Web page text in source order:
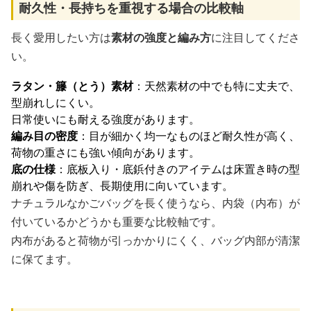
耐久性・長持ちを重視する場合の比較軸
長く愛用したい方は素材の強度と編み方に注目してくださ
い。
ラタン・籐（とう）素材：天然素材の中でも特に丈夫で、
型崩れしにくい。
日常使いにも耐える強度があります。
編み目の密度 ：目が細かく均一なものほど耐久性が高く、
荷物の重さにも強い傾向があります。
底の仕様：底板入り・底鋲付きのアイテムは床置き時の型
崩れや傷を防ぎ、長期使用に向いています。
ナチュラルなかごバッグを長く使うなら、内袋（内布）が
付いているかどうかも重要な比較軸です。
内布があると荷物が引っかかりにくく、バッグ内部が清潔
に保てます。